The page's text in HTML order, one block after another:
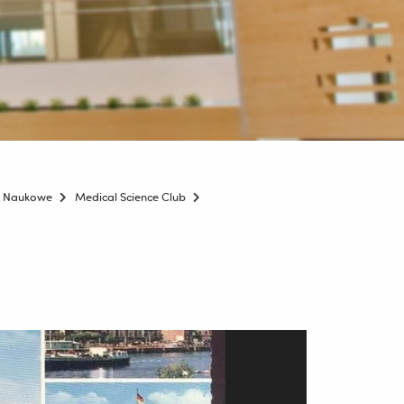
Naukowe Medical Science Club